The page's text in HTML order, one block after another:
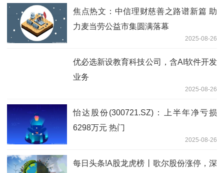
焦点热文：中信理财慈善之路谱新篇 助
力麦当劳公益市集圆满落幕
2025-08-26
优必选新设教育科技公司，含AI软件开发
业务
2025-08-26
怡达股份(300721.SZ)：上半年净亏损
6298万元 热门
2025-08-26
每日头条!A股龙虎榜丨歌尔股份涨停，深